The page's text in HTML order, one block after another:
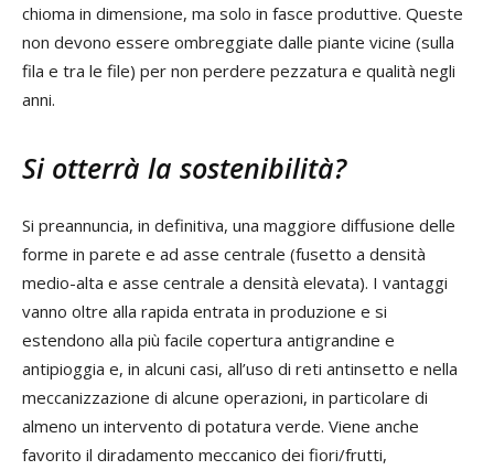
chioma in dimensione, ma solo in fasce produttive. Queste
non devono essere ombreggiate dalle piante vicine (sulla
fila e tra le file) per non perdere pezzatura e qualità negli
anni.
Si otterrà la sostenibilità?
Si preannuncia, in definitiva, una maggiore diffusione delle
forme in parete e ad asse centrale (fusetto a densità
medio-alta e asse centrale a densità elevata). I vantaggi
vanno oltre alla rapida entrata in produzione e si
estendono alla più facile copertura antigrandine e
antipioggia e, in alcuni casi, all’uso di reti antinsetto e nella
meccanizzazione di alcune operazioni, in particolare di
almeno un intervento di potatura verde. Viene anche
favorito il diradamento meccanico dei fiori/frutti,